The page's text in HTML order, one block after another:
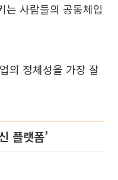
는 사람들의 공동체입
의 정체성을 가장 잘
플랫폼’